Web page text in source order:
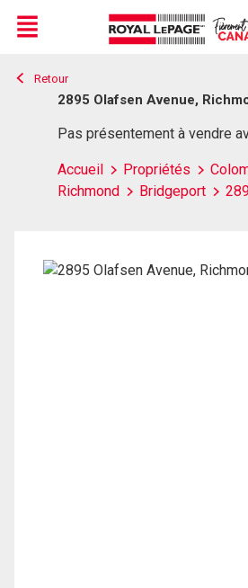
Live
En Direct
Menu
Retour
2895 Olafsen Avenue,
Pas présentement à vendre
Accueil Propriétés
Richmond
Bridgeport